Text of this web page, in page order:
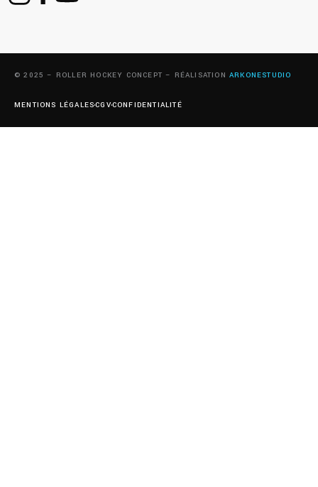
© 2025 – ROLLER HOCKEY CONCEPT – RÉALISATION ARKONESTUDIO
MENTIONS LÉGALESCGVCONFIDENTIALITÉ